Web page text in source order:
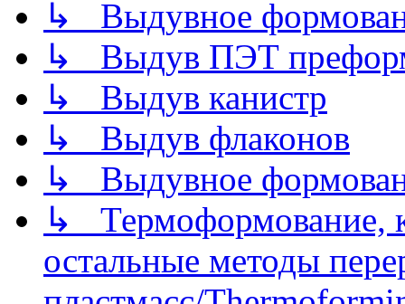
↳ Выдувное
↳ Выдув ПЭТ
↳ Выдув канистр
↳ Выдув флаконов
↳ Выдувное
↳ Термоформование,
остальные методы